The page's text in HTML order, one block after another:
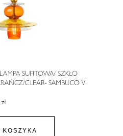
SUFITOWA/ SZKŁO
CLEAR- SAMBUCO VI
KOSZYKA